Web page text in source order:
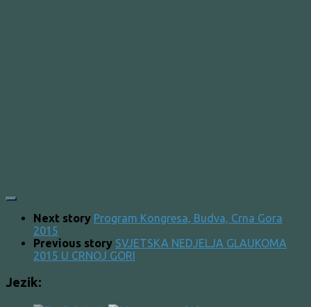
Next story Program Kongresa, Budva, Crna Gora
2015
Previous story SVJETSKA NEDJELJA GLAUKOMA
2015 U CRNOJ GORI
Jezik: